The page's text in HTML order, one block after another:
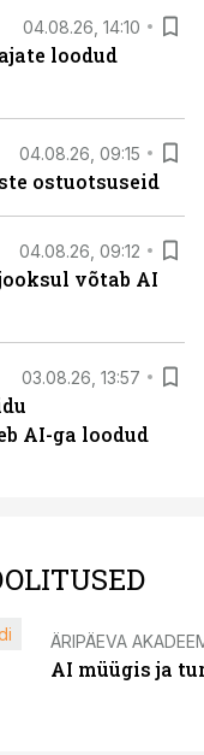
04.08.26, 14:10
loodud
04.08.26, 09:15
ostuotsuseid
04.08.26, 09:12
võtab AI
03.08.26, 13:57
AI-ga loodud
ÄRIPÄEVA
AI müügis ja